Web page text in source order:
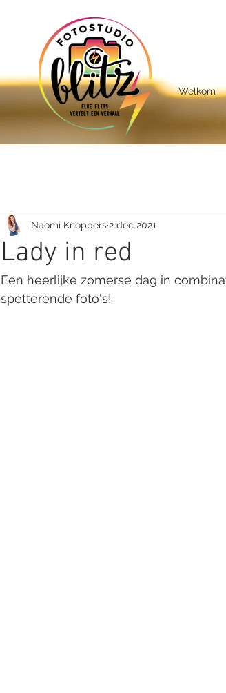
Welkom
Lady in red
Naomi Knoppers2 dec 2021
Een heerlijke zomerse dag in
spetterende foto's!